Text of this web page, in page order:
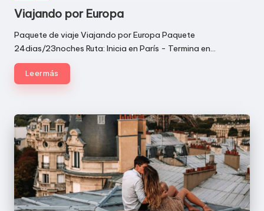
Viajando por Europa
Paquete de viaje Viajando por Europa Paquete
24dias/23noches Ruta: Inicia en París - Termina en…
Leer más